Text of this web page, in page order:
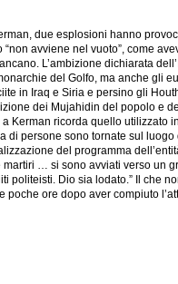
due esplosioni hanno
avviene nel vuoto”, come
L’ambizione dichiarata
del Golfo, ma anche gli
in Iraq e Siria e persino gli
dei Mujahidin del popolo e
ricorda quello utilizzato
persone sono tornate sul luogo
del programma
… si sono avviati verso
Dio sia lodato.” Il che
ore dopo aver compiuto